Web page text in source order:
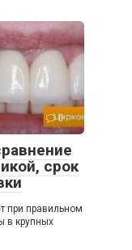
0
срок
при правильном
в крупных